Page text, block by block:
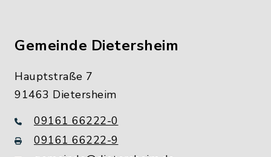
Gemeinde Dietersheim
Hauptstraße 7
91463 Dietersheim
09161 66222-0
09161 66222-9